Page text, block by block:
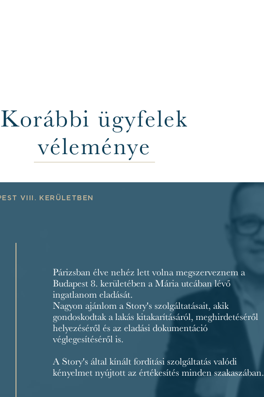
Korábbi ügyfelek
véleménye
VIII. KERÜLETBEN
Párizsban élve nehéz lett volna megszerveznem a
Budapest 8. kerületében a Mária utcában lévő
ingatlanom eladását.
Nagyon ajánlom a Story's szolgáltatásait, akik
gondoskodtak a lakás kitakarításáról, meghirdetéséről
helyezéséről és az eladási dokumentáció
véglegesítéséről is.
A Story's által kínált fordítási szolgáltatás valódi
kényelmet nyújtott az értékesítés minden szakaszában.